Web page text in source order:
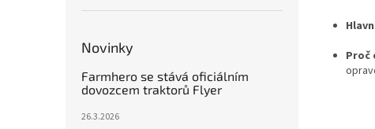
Novinky
Farmhero se stává oficiálním
dovozcem traktorů Flyer
26.3.2026
Proč